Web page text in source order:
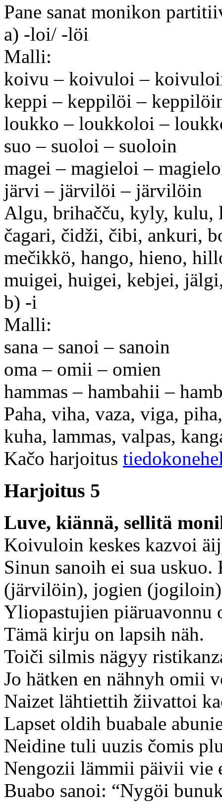
Pane sanat monikon
a) -loi/ -löi
Malli:
koivu – koivuloi –
keppi – keppilöi –
loukko – loukkoloi –
suo – suoloi – suoloin
magei – magieloi –
järvi – järvilöi – järvilöin
Algu, brihačču, kyly,
čagari, čidži, čibi, ankuri,
mečikkö, hango, hieno,
muigei, huigei, kebjei,
b) -i
Malli:
sana – sanoi – sanoin
oma – omii – omien
hammas – hambahii –
Paha, viha, vaza, viga,
kuha, lammas, valpas,
Kačo harjoitus
Harjoitus 5
Luve, kiännä, sellitä
Koivuloin keskes kazvoi
Sinun sanoih ei sua
(järvilöin), jogien (jogiloin)
Yliopastujien piäruavonnu
Tämä kirju on lapsih näh.
Toiči silmis nägyy
Jo hätken en nähnyh omii
Naizet lähtiettih žiivattoi
Lapset oldih buabale
Neidine tuli uuzis čomis
Nengozii lämmii päivii vie
Buabo sanoi: “Nygöi